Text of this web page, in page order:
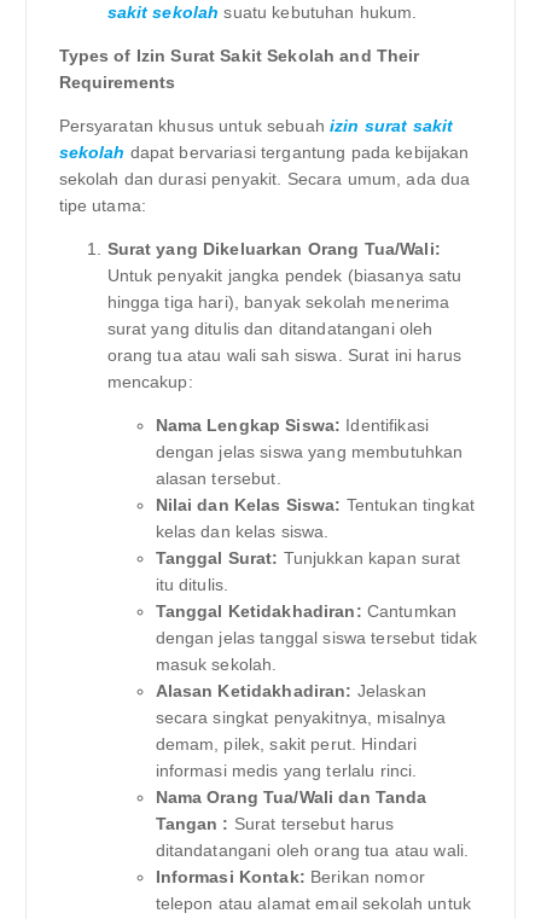
sakit sekolah suatu kebutuhan hukum.
Types of Izin Surat Sakit Sekolah and Their
Requirements
Persyaratan khusus untuk sebuahizin surat sakit
sekolah dapat bervariasi tergantung pada kebijakan
sekolah dan durasi penyakit. Secara umum, ada dua
tipe utama:
Surat yang Dikeluarkan Orang Tua/Wali:
Untuk penyakit jangka pendek (biasanya satu
hingga tiga hari), banyak sekolah menerima
surat yang ditulis dan ditandatangani oleh
orang tua atau wali sah siswa. Surat ini harus
mencakup:
Nama Lengkap Siswa: Identifikasi
dengan jelas siswa yang membutuhkan
alasan tersebut.
Nilai dan Kelas Siswa: Tentukan tingkat
kelas dan kelas siswa.
Tanggal Surat: Tunjukkan kapan surat
itu ditulis.
Tanggal Ketidakhadiran: Cantumkan
dengan jelas tanggal siswa tersebut tidak
masuk sekolah.
Alasan Ketidakhadiran: Jelaskan
secara singkat penyakitnya, misalnya
demam, pilek, sakit perut. Hindari
informasi medis yang terlalu rinci.
Nama Orang Tua/Wali dan Tanda
Tangan : Surat tersebut harus
ditandatangani oleh orang tua atau wali.
Informasi Kontak: Berikan nomor
telepon atau alamat email sekolah untuk